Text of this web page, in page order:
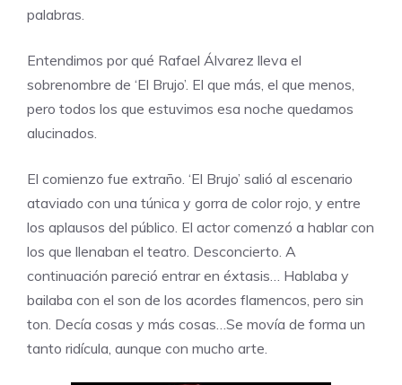
palabras.
Entendimos por qué Rafael Álvarez lleva el
sobrenombre de ‘El Brujo’. El que más, el que menos,
pero todos los que estuvimos esa noche quedamos
alucinados.
El comienzo fue extraño. ‘El Brujo’ salió al escenario
ataviado con una túnica y gorra de color rojo, y entre
los aplausos del público. El actor comenzó a hablar con
los que llenaban el teatro. Desconcierto. A
continuación pareció entrar en éxtasis… Hablaba y
bailaba con el son de los acordes flamencos, pero sin
ton. Decía cosas y más cosas…Se movía de forma un
tanto ridícula, aunque con mucho arte.